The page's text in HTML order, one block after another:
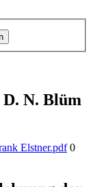
D. N. Blüm
Elstner.pdf0